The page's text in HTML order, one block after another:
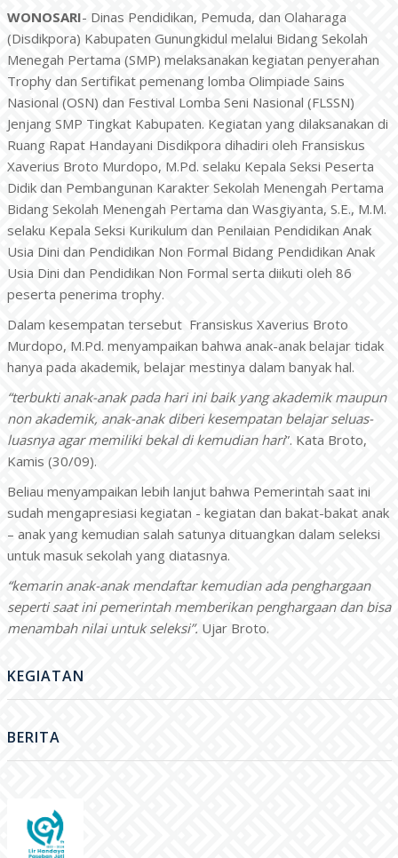
WONOSARI- Dinas Pendidikan, Pemuda, dan Olaharaga
(Disdikpora) Kabupaten Gunungkidul melalui Bidang Sekolah
Menegah Pertama (SMP) melaksanakan kegiatan penyerahan
Trophy dan Sertifikat pemenang lomba Olimpiade Sains
Nasional (OSN) dan Festival Lomba Seni Nasional (FLSSN)
Jenjang SMP Tingkat Kabupaten. Kegiatan yang dilaksanakan di
Ruang Rapat Handayani Disdikpora dihadiri oleh Fransiskus
Xaverius Broto Murdopo, M.Pd. selaku Kepala Seksi Peserta
Didik dan Pembangunan Karakter Sekolah Menengah Pertama
Bidang Sekolah Menengah Pertama dan Wasgiyanta, S.E., M.M.
selaku Kepala Seksi Kurikulum dan Penilaian Pendidikan Anak
Usia Dini dan Pendidikan Non Formal Bidang Pendidikan Anak
Usia Dini dan Pendidikan Non Formal serta diikuti oleh 86
peserta penerima trophy.
Dalam kesempatan tersebut Fransiskus Xaverius Broto
Murdopo, M.Pd. menyampaikan bahwa anak-anak belajar tidak
hanya pada akademik, belajar mestinya dalam banyak hal.
“terbukti anak-anak pada hari ini baik yang akademik maupun
non akademik, anak-anak diberi kesempatan belajar seluas-
luasnya agar memiliki bekal di kemudian hari”. Kata Broto,
Kamis (30/09).
Beliau menyampaikan lebih lanjut bahwa Pemerintah saat ini
sudah mengapresiasi kegiatan - kegiatan dan bakat-bakat anak
– anak yang kemudian salah satunya dituangkan dalam seleksi
untuk masuk sekolah yang diatasnya.
“kemarin anak-anak mendaftar kemudian ada penghargaan
seperti saat ini pemerintah memberikan penghargaan dan bisa
menambah nilai untuk seleksi”. Ujar Broto.
KEGIATAN
BERITA